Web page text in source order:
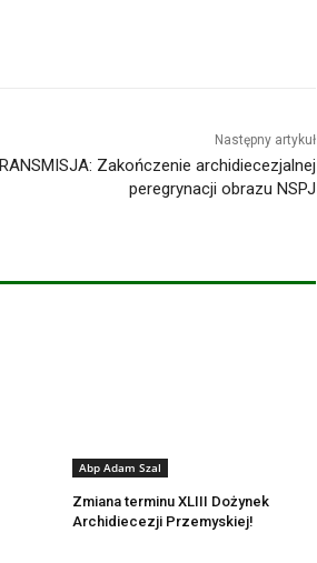
Następny artykuł
Zakończenie archidiecezjalnej
peregrynacji obrazu NSPJ
Abp Adam Szal
Zmiana terminu XLIII Dożynek
Archidiecezji Przemyskiej!